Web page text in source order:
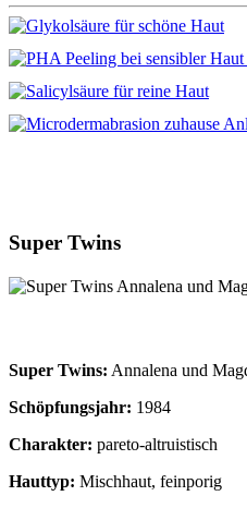
Super Twins
Super Twins: Annalena und
Schöpfungsjahr: 1984
Charakter: pareto-altruistisch
Hauttyp: Mischhaut, feinporig